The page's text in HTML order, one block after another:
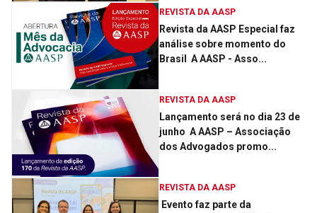
REVISTA DA AASP
Revista da AASP Especial faz
análise sobre momento do
Brasil ­ A AASP - Asso...
REVISTA DA AASP
Lançamento será no dia 23 de
junho ­ A AASP – Associação
dos Advogados promo...
REVISTA DA AASP
Evento faz parte da